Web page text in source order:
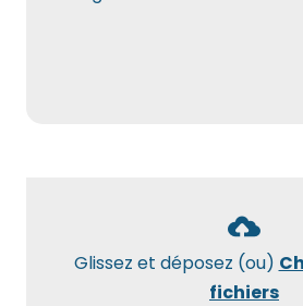
Glissez et déposez (ou)
fichiers